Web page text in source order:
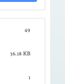
49
36.18 KB
1